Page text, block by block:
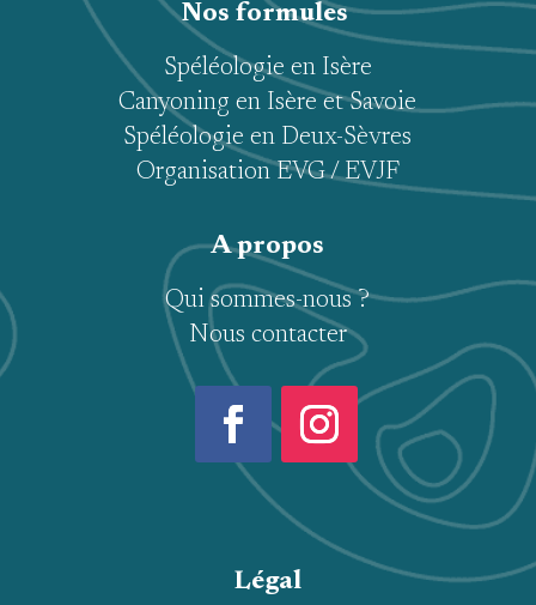
Nos formules
Spéléologie en Isère
Canyoning en Isère et Savoie
Spéléologie en Deux-Sèvres
Organisation EVG / EVJF
A propos
Qui sommes-nous ?
Nous contacter
Légal